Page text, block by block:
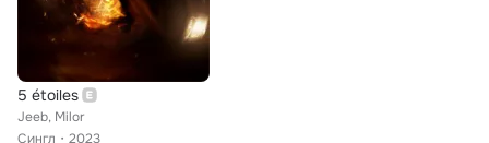
5 étoiles
Jeeb, Milor
Сингл
2023